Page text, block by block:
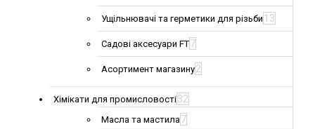
Ущільнювачі та герметики для різьби 13
Садові аксесуари FT7
Асортимент магазину2
Хімікати для промисловості32
Масла та мастила7